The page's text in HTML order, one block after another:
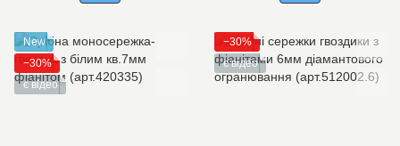
New
−30%
є відео
−30%
є відео